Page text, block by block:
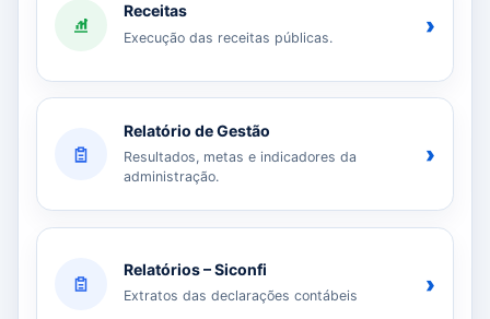
Receitas
Execução das receitas públicas. ›
Relatório de Gestão
Resultados, metas e indicadores da
administração.
›
Relatórios – Siconfi
Extratos das declarações contábeis ›